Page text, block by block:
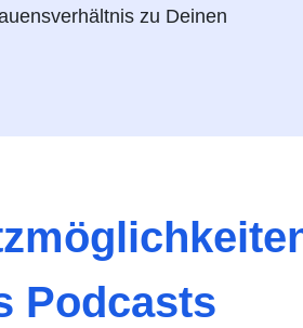
zu Deinen
Podcasts